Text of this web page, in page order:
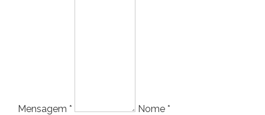
Mensagem *
Nome *